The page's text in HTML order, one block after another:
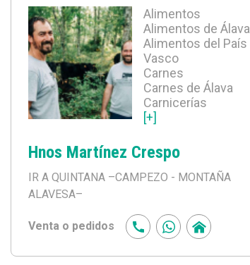
Alimentos
Alimentos de Álava
Alimentos del País
Vasco
Carnes
Carnes de Álava
Carnicerías
[+]
Hnos Martínez Crespo
IR A QUINTANA –CAMPEZO - MONTAÑA
ALAVESA–
Venta o pedidos